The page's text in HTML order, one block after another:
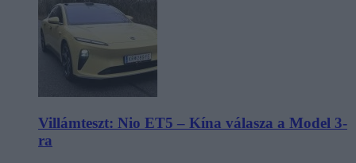
Villámteszt: Nio ET5 – Kína válasza a Model 3-
ra